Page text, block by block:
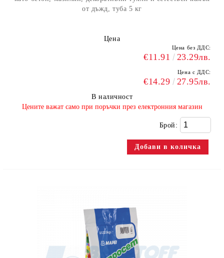
от дъжд, туба 5 кг
Цена
Цена без ДДС:
€11.91 23.29лв.
Цена с ДДС:
€14.29 27.95лв.
В наличност
​Цените важат само при поръчки през електронния магазин
Брой: